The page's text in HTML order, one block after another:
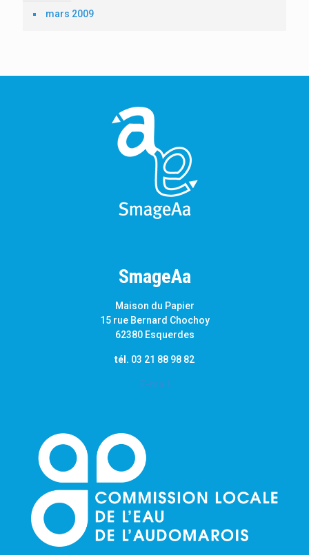
mars 2009
SmageAa
Maison du Papier
15 rue Bernard Chochoy
62380 Esquerdes
tél. 03 21 88 98 82
E-mail